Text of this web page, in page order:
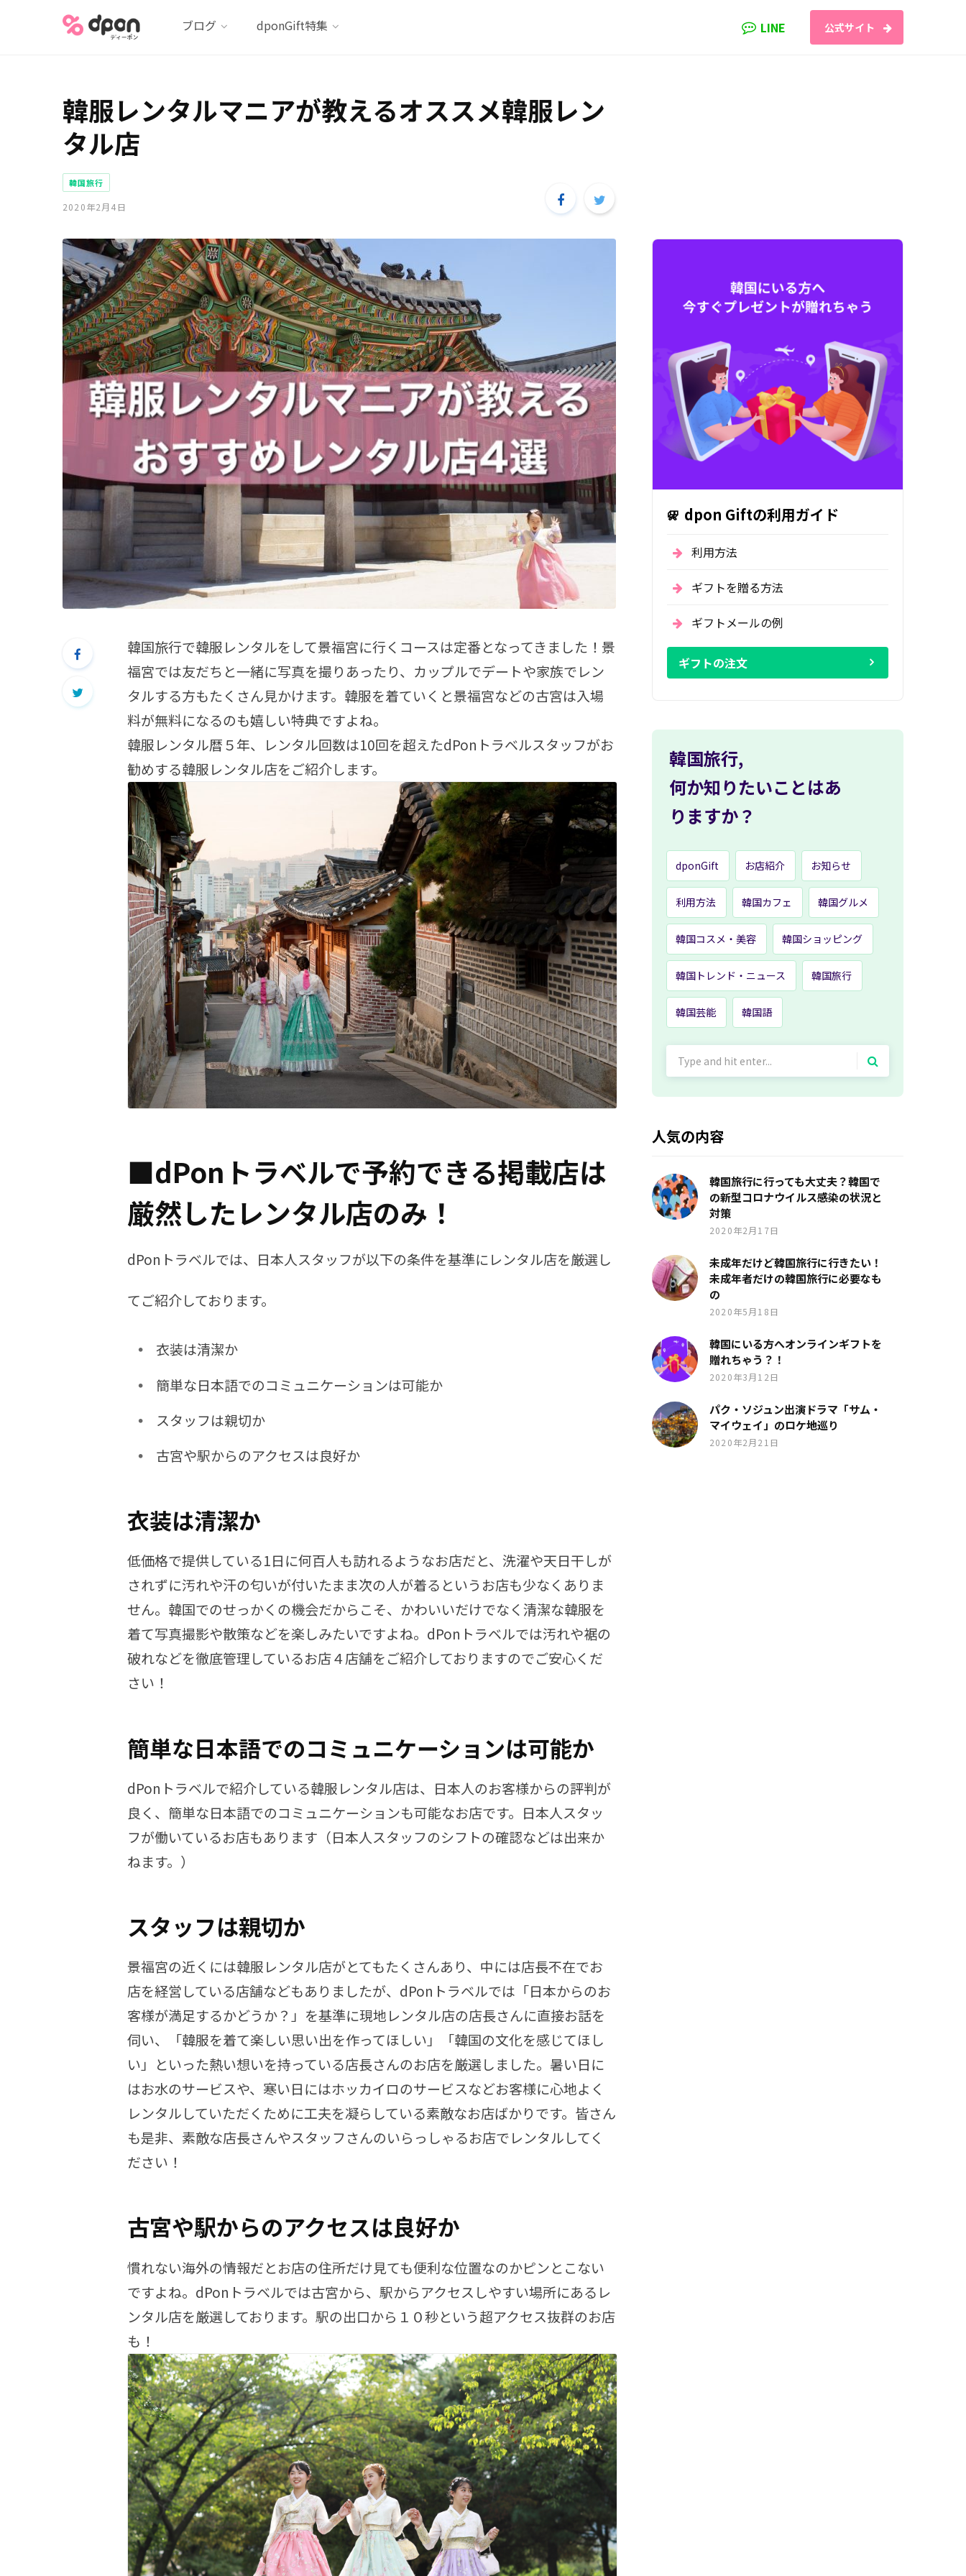
ブログ dponGift特集 LINE 公式サイト
韓国旅行
韓服レンタルマニアが教えるオススメ韓服レン
タル店
2020年2月4日
韓国旅行で韓服レンタルをして景福宮に行くコースは定番となってきました！景
福宮では友だちと一緒に写真を撮りあったり、カップルでデートや家族でレン
タルする方もたくさん見かけます。韓服を着ていくと景福宮などの古宮は入場
料が無料になるのも嬉しい特典ですよね。
韓服レンタル暦５年、レンタル回数は10回を超えたdPonトラベルスタッフがお
勧めする韓服レンタル店をご紹介します。
■dPonトラベルで予約できる掲載店は
厳然したレンタル店のみ！
dPonトラベルでは、日本人スタッフが以下の条件を基準にレンタル店を厳選し
てご紹介しております。
衣装は清潔か
簡単な日本語でのコミュニケーションは可能か
スタッフは親切か
古宮や駅からのアクセスは良好か
衣装は清潔か
低価格で提供している1日に何百人も訪れるようなお店だと、洗濯や天日干しが
されずに汚れや汗の匂いが付いたまま次の人が着るというお店も少なくありま
せん。韓国でのせっかくの機会だからこそ、かわいいだけでなく清潔な韓服を
着て写真撮影や散策などを楽しみたいですよね。dPonトラベルでは汚れや裾の
破れなどを徹底管理しているお店４店舗をご紹介しておりますのでご安心くだ
さい！
簡単な日本語でのコミュニケーションは可能か
dPonトラベルで紹介している韓服レンタル店は、日本人のお客様からの評判が
良く、簡単な日本語でのコミュニケーションも可能なお店です。日本人スタッ
フが働いているお店もあります（日本人スタッフのシフトの確認などは出来か
ねます。）
スタッフは親切か
景福宮の近くには韓服レンタル店がとてもたくさんあり、中には店長不在でお
店を経営している店舗などもありましたが、dPonトラベルでは「日本からのお
客様が満足するかどうか？」を基準に現地レンタル店の店長さんに直接お話を
伺い、「韓服を着て楽しい思い出を作ってほしい」「韓国の文化を感じてほし
い」といった熱い想いを持っている店長さんのお店を厳選しました。暑い日に
はお水のサービスや、寒い日にはホッカイロのサービスなどお客様に心地よく
レンタルしていただくために工夫を凝らしている素敵なお店ばかりです。皆さん
も是非、素敵な店長さんやスタッフさんのいらっしゃるお店でレンタルしてく
ださい！
古宮や駅からのアクセスは良好か
慣れない海外の情報だとお店の住所だけ見ても便利な位置なのかピンとこない
ですよね。dPonトラベルでは古宮から、駅からアクセスしやすい場所にあるレ
ンタル店を厳選しております。駅の出口から１０秒という超アクセス抜群のお店
も！
dpon Giftの利用ガイド
利用方法
ギフトを贈る方法
ギフトメールの例
ギフトの注文
韓国旅行,
何か知りたいことはあ
りますか？
dponGift お店紹介 お知らせ
利用方法 韓国カフェ 韓国グルメ
韓国コスメ・美容 韓国ショッピング
韓国トレンド・ニュース 韓国旅行
韓国芸能 韓国語
人気の内容
韓国旅行に行っても大丈夫？韓国で
の新型コロナウイルス感染の状況と
対策
2020年2月17日
未成年だけど韓国旅行に行きたい！
未成年者だけの韓国旅行に必要なも
の
2020年5月18日
韓国にいる方へオンラインギフトを
贈れちゃう？！
2020年3月12日
パク・ソジュン出演ドラマ「サム・
マイウェイ」のロケ地巡り
2020年2月21日